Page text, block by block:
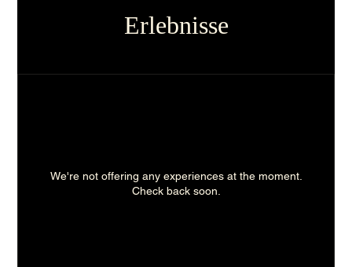
Erlebnisse
We're not offering any experiences at the moment.
Check back soon.